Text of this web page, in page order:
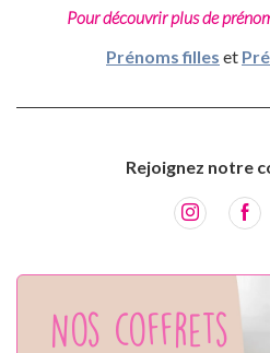
Pour découvrir plus de
Prénoms filles et
Rejoignez notre
Nos coffrets